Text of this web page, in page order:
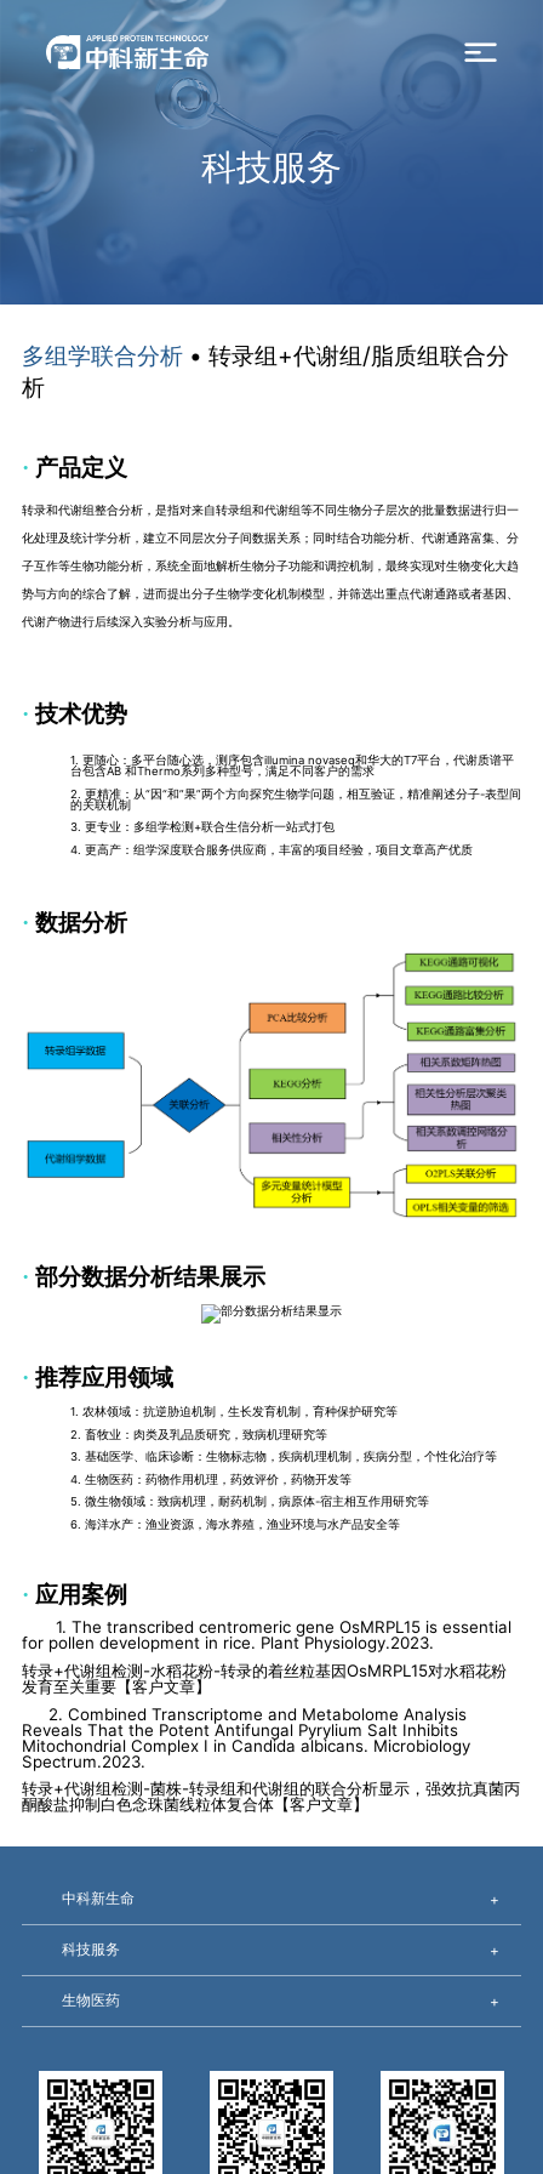
科技服务
多组学联合分析• 转录组+代谢组/脂质组联合分
析
· 产品定义
转录和代谢组整合分析，是指对来自转录组和代谢组等不同生物分子层次的批量数据进行归一
化处理及统计学分析，建立不同层次分子间数据关系；同时结合功能分析、代谢通路富集、分
子互作等生物功能分析，系统全面地解析生物分子功能和调控机制，最终实现对生物变化大趋
势与方向的综合了解，进而提出分子生物学变化机制模型，并筛选出重点代谢通路或者基因、
代谢产物进行后续深入实验分析与应用。
·技术优势
1. 更随心：多平台随心选，测序包含illumina novaseq和华大的T7平台，代谢质谱平
台包含AB 和Thermo系列多种型号，满足不同客户的需求
2. 更精准：从“因“和”果”两个方向探究生物学问题，相互验证，精准阐述分子-表型间
的关联机制
3. 更专业：多组学检测 +联合生信分析一站式打包
4. 更高产：组学深度联合服务供应商，丰富的项目经验，项目文章高产优质
· 数据分析
· 部分数据分析结果展示
· 推荐应用领域
1. 农林领域：抗逆胁迫机制，生长发育机制，育种保护研究等
2. 畜牧业：肉类及乳品质研究，致病机理研究等
3. 基础医学、临床诊断：生物标志物，疾病机理机制，疾病分型，个性化治疗等
4. 生物医药：药物作用机理，药效评价，药物开发等
5. 微生物领域：致病机理，耐药机制，病原体-宿主相互作用研究等
6. 海洋水产：渔业资源，海水养殖，渔业环境与水产品安全等
· 应用案例
1. The transcribed centromeric gene OsMRPL15 is essential
for pollen development in rice. Plant Physiology.2023.
转录+代谢组检测-水稻花粉-转录的着丝粒基因OsMRPL15对水稻花粉
发育至关重要【客户文章】
2. Combined Transcriptome and Metabolome Analysis
Reveals That the Potent Antifungal Pyrylium Salt Inhibits
Mitochondrial Complex I in Candida albicans. Microbiology
Spectrum.2023.
转录+代谢组检测-菌株-转录组和代谢组的联合分析显示，强效抗真菌丙
酮酸盐抑制白色念珠菌线粒体复合体【客户文章】
中科新生命 +
科技服务 +
生物医药 +